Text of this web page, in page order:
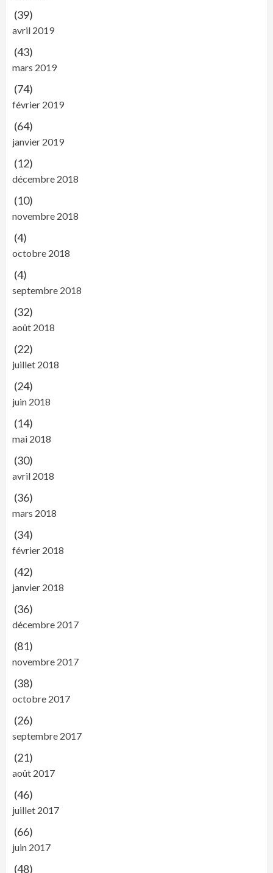
(39)
avril 2019
(43)
mars 2019
(74)
février 2019
(64)
janvier 2019
(12)
décembre 2018
(10)
novembre 2018
(4)
octobre 2018
(4)
septembre 2018
(32)
août 2018
(22)
juillet 2018
(24)
juin 2018
(14)
mai 2018
(30)
avril 2018
(36)
mars 2018
(34)
février 2018
(42)
janvier 2018
(36)
décembre 2017
(81)
novembre 2017
(38)
octobre 2017
(26)
septembre 2017
(21)
août 2017
(46)
juillet 2017
(66)
juin 2017
(48)